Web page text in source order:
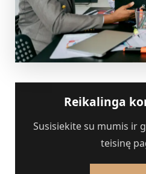
Reikalinga
Susisiekite su mumis ir
teisinę